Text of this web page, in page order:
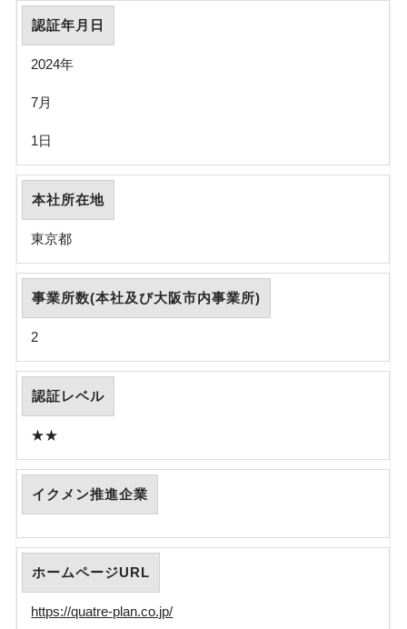
認証年月日
2024年
7月
1日
本社所在地
東京都
事業所数(本社及び大阪市内事業所)
2
認証レベル
★★
イクメン推進企業
ホームページURL
https://quatre-plan.co.jp/